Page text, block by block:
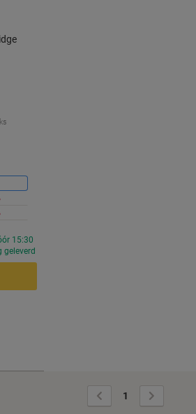
15:30
geleverd
Vorige
pagina
1
pagina